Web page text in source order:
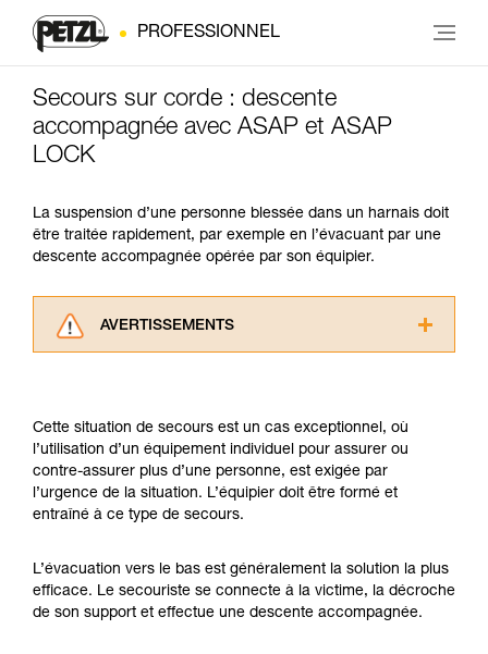
PROFESSIONNEL
Secours sur corde : descente
accompagnée avec ASAP et ASAP
LOCK
La suspension d’une personne blessée dans un harnais doit
être traitée rapidement, par exemple en l’évacuant par une
descente accompagnée opérée par son équipier.
AVERTISSEMENTS
informations de la notice technique pour
pouvoir comprendre ce complément
d’informations.
Maîtriser ces techniques nécessite une
formation et un entraînement spécifique. Validez
la manipulation, seul, en toute sécurité, avant
de la reproduire en autonomie.
Nous donnons des exemples de techniques
Cette situation de secours est un cas exceptionnel, où
l’utilisation d’un équipement individuel pour assurer ou
contre-assurer plus d’une personne, est exigée par
l’urgence de la situation. L’équipier doit être formé et
entraîné à ce type de secours.
L’évacuation vers le bas est généralement la solution la plus
efficace. Le secouriste se connecte à la victime, la décroche
de son support et effectue une descente accompagnée.